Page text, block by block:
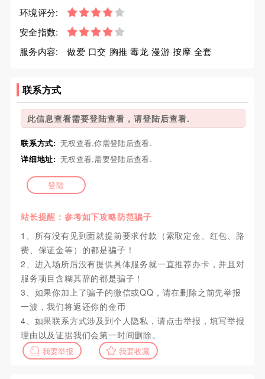
环境评分:
安全指数:
服务内容:
做爱 口交 胸推 毒龙 漫游 按摩 全套
联系方式
此信息查看需要登陆查看，请登陆后查看.
联系方式: 无权查看,你需登陆后查看.
详细地址: 无权查看,需要登陆后查看.
登陆
站长提醒：参考如下攻略防范骗子
1、所有没有见到面就提前要求付款（索取定金、红包、路
费、保证金等）的都是骗子！
2、进入场所后没有提供具体服务就一直推荐办卡，并且对
服务项目含糊其辞的都是骗子！
3、如果你加上了骗子的微信或QQ，请在删除之前先举报
一波，我们将返还你的金币
4、如果联系方式涉及到个人隐私，请点击举报，填写举报
理由以及证据我们会第一时间删除。
我要举报 我要收藏